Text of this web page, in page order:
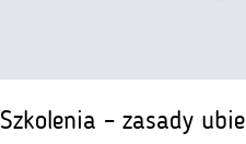
Szkolenia – zasady